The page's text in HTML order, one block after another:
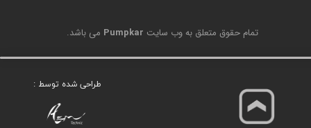
تمام حقوق متعلق به وب سایت Pumpkar می باشد.
طراحی شده توسط :